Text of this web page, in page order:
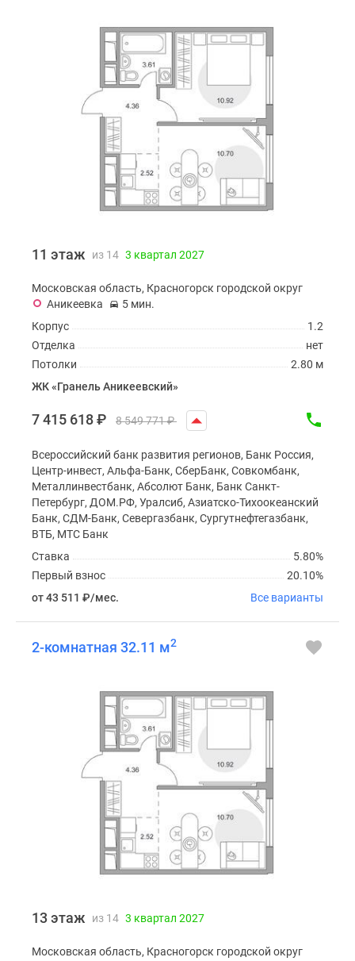
11 этаж из 14 3 квартал 2027
Московская область, Красногорск городской округ
Аникеевка
5 мин.
1.2
Корпус
нет
Отделка
2.80 м
Потолки
ЖК «Гранель Аникеевский»
7 415 618₽ 8 549 771₽
Всероссийский банк развития регионов, Банк Россия,
Центр-инвест, Альфа-Банк, СберБанк, Совкомбанк,
Металлинвестбанк, Абсолют Банк, Банк Санкт-
Петербург, ДОМ.РФ, Уралсиб, Азиатско-Тихоокеанский
Банк, СДМ-Банк, Севергазбанк, Сургутнефтегазбанк,
ВТБ, МТС Банк
5.80%
Ставка
20.10%
Первый взнос
от 43 511 ₽/мес. Все варианты
2-комнатная 32.11 м2
13 этаж из 14 3 квартал 2027
Московская область, Красногорск городской округ